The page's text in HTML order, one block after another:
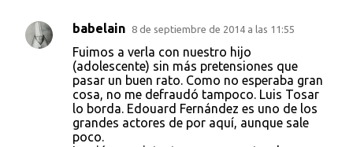
babelain 8 de septiembre de 2014 a las 11:55
Fuimos a verla con nuestro hijo
(adolescente) sin más pretensiones que
pasar un buen rato. Como no esperaba gran
cosa, no me defraudó tampoco. Luis Tosar
lo borda. Edouard Fernández es uno de los
grandes actores de por aquí, aunque sale
poco.